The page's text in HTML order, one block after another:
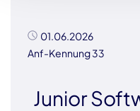
01.06.2026
Anf-Kennung 33
Junior